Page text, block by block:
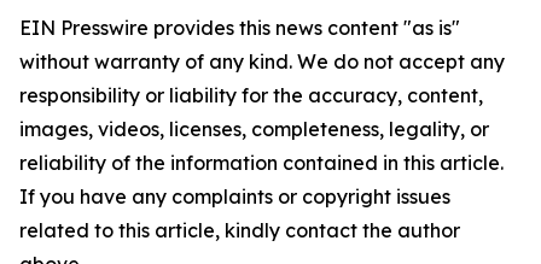
EIN Presswire provides this news content "as is"
without warranty of any kind. We do not accept any
responsibility or liability for the accuracy, content,
images, videos, licenses, completeness, legality, or
reliability of the information contained in this article.
If you have any complaints or copyright issues
related to this article, kindly contact the author